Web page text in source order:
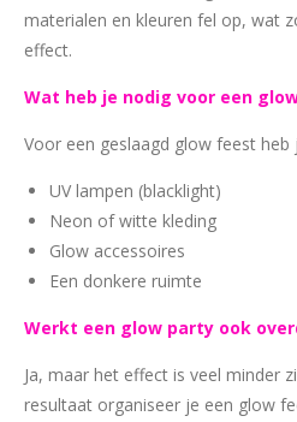
materialen en kleuren fel op, wat
effect.
Wat heb je nodig voor een
Voor een geslaagd glow feest heb
UV lampen (blacklight)
Neon of witte kleding
Glow accessoires
Een donkere ruimte
Werkt een glow party ook
Ja, maar het effect is veel minder
resultaat organiseer je een glow